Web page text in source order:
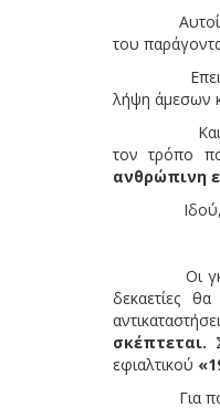
Αυτοί
του
Επειδή,
λήψη άμεσων
Και αν
τον τρόπο
ανθρώπινη
Ιδού,
Η
Οι
δεκαετίες
σκέπτεται.
εφιαλτικού
Για